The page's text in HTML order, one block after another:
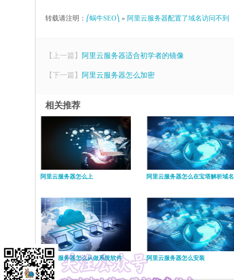
转载请注明： ⎛蜗牛SEO⎞ » 阿里云服务器配置了域名访问不到
【上一篇】 阿里云服务器适合初学者的镜像
【下一篇】 阿里云服务器怎么加密
相关推荐
阿里云服务器怎么上 阿里云服务器怎么在宝塔解析域名
阿里云服务器怎么从做系统软件 阿里云服务器怎么安装